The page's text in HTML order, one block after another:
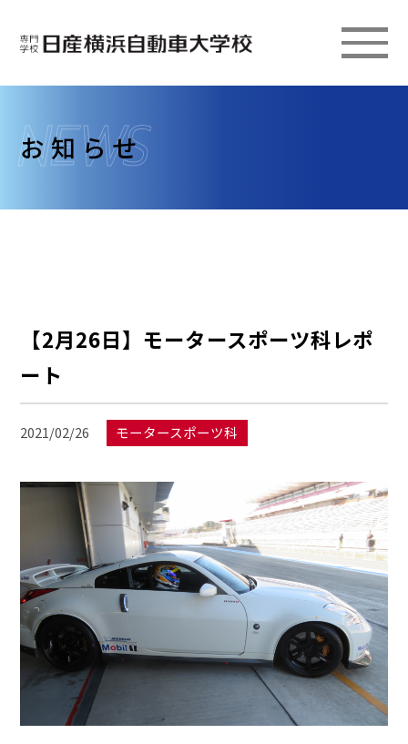
お知らせ
【2月26日】モータースポーツ科レポ
ート
2021/02/26 モータースポーツ科